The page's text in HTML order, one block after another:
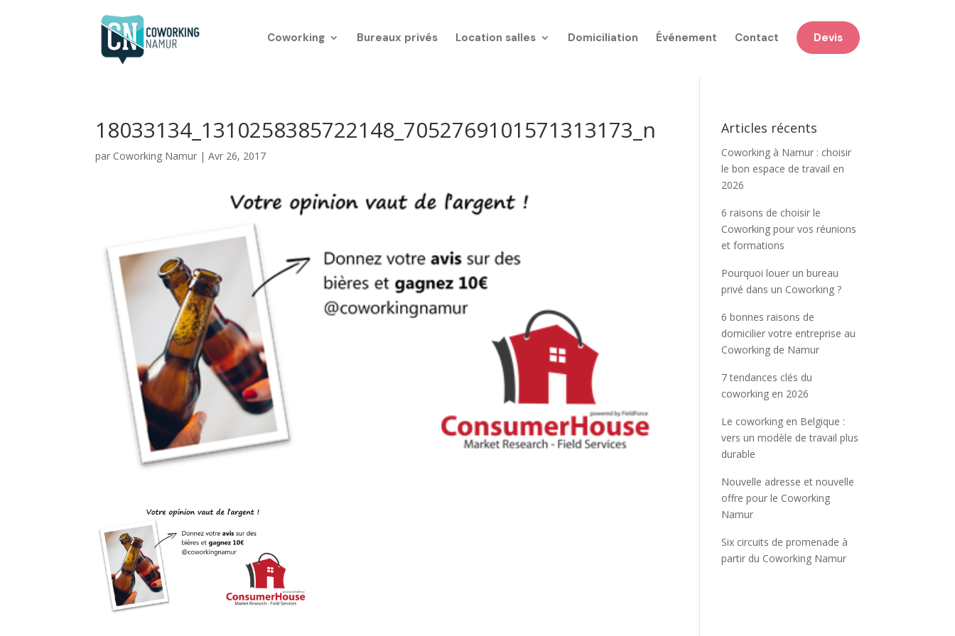
Coworking Bureaux privés Location salles Domiciliation Événement Contact Devis
18033134_1310258385722148_7052769101571313173_n
par Coworking Namur |Avr 26, 2017
Articles récents
Coworking à Namur : choisir
le bon espace de travail en
2026
6 raisons de choisir le
Coworking pour vos réunions
et formations
Pourquoi louer un bureau
privé dans un Coworking ?
6 bonnes raisons de
domicilier votre entreprise au
Coworking de Namur
7 tendances clés du
coworking en 2026
Le coworking en Belgique :
vers un modèle de travail plus
durable
Nouvelle adresse et nouvelle
offre pour le Coworking
Namur
Six circuits de promenade à
partir du Coworking Namur